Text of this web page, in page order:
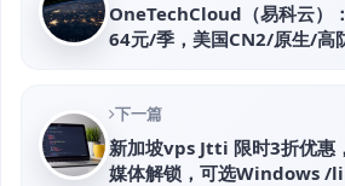
OneTechCloud（易科云）
64元/季，美国CN2/原生/高
下一篇
新加坡vps Jtti 限时3折优惠
媒体解锁，可选Windows /